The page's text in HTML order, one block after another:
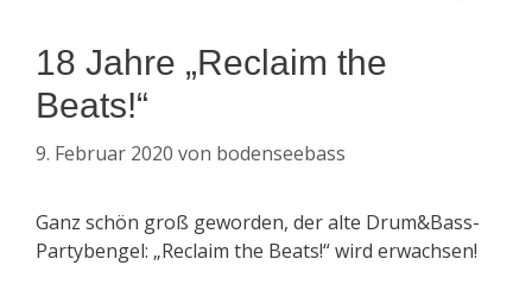
18 Jahre „Reclaim the
Beats!“
9. Februar 2020 von bodenseebass
Ganz schön groß geworden, der alte Drum&Bass-
Partybengel: „Reclaim the Beats!“ wird erwachsen!